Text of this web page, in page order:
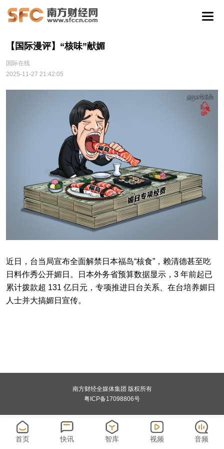
【国际漫评】“核味”献媚
国际在线
2025-11-27 21:42:05
近日，台当局宣布全面解禁日本福岛“核食”，赖清德甚至吃
日料作秀公开媚日。日本外务省预算数据显示，3 年前起已
累计拨款超 131 亿日元，专项推进日台关系、在台培养媚日
人士并大搞媚日宣传。
南方财经全媒体集团 版权所有
粤ICP备17098806号
首页 快讯 智库 视频 音频